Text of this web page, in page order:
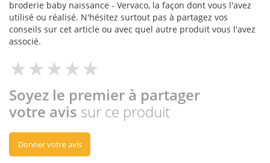
broderie baby naissance - Vervaco, la façon dont vous l'avez
utilisé ou réalisé. N'hésitez surtout pas à partagez vos
conseils sur cet article ou avec quel autre produit vous l'avez
associé.
Soyez le premier à partager
votre avis sur ce produit
Donner votre avis